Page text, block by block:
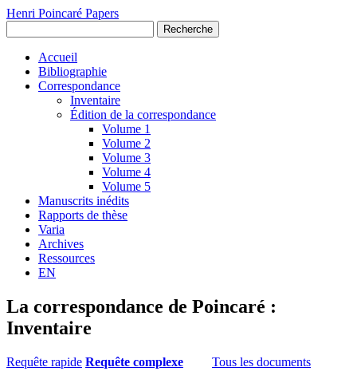
Henri Poincaré Papers
Recherche
Accueil
Bibliographie
Correspondance
Inventaire
Édition de la correspondance
Volume 1
Volume 2
Volume 3
Volume 4
Volume 5
Manuscrits inédits
Rapports de thèse
Varia
Archives
Ressources
EN
La correspondance de Poincaré :
Inventaire
Requête rapide Requête complexe Tous les documents